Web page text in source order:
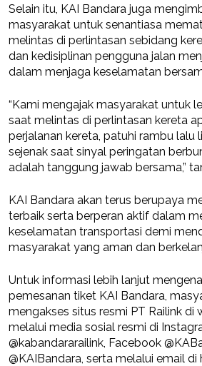
Selain itu, KAI Bandara juga
masyarakat untuk senantiasa
melintas di perlintasan sebidang
dan kedisiplinan pengguna jalan
dalam menjaga keselamatan
“Kami mengajak masyarakat untuk
saat melintas di perlintasan kereta
perjalanan kereta, patuhi rambu lalu
sejenak saat sinyal peringatan
adalah tanggung jawab bersama,”
KAI Bandara akan terus berupaya
terbaik serta berperan aktif dalam
keselamatan transportasi demi
masyarakat yang aman dan
Untuk informasi lebih lanjut
pemesanan tiket KAI Bandara,
mengakses situs resmi PT Railink di
melalui media sosial resmi di
@kabandararailink, Facebook
@KAIBandara, serta melalui email di